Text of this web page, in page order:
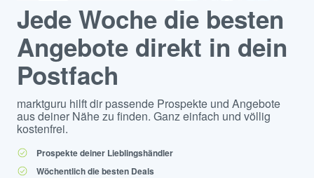
Jede Woche die besten
Angebote direkt in dein
Postfach
marktguru hilft dir passende Prospekte und Angebote
aus deiner Nähe zu finden. Ganz einfach und völlig
kostenfrei.
Prospekte deiner Lieblingshändler
Wöchentlich die besten Deals